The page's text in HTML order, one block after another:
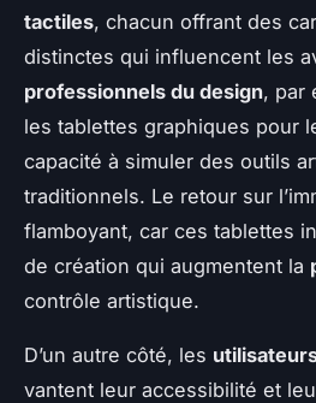
tactiles, chacun offrant des
distinctes qui influencent les
professionnels du design, par
les tablettes graphiques pour
capacité à simuler des outils
traditionnels. Le retour sur
flamboyant, car ces tablettes
de création qui augmentent la
contrôle artistique.
D’un autre côté, les
vantent leur accessibilité et